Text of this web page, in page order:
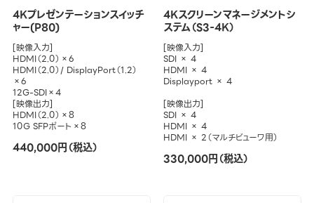
4Kプレゼンテーションスイッチ
ャー(P80)
[映像入力]
HDMI（2.0）×6
HDMI（2.0）/ DisplayPort（1.2）
×6
12G-SDI×4
[映像出力]
HDMI（2.0）×8
10G SFPポート×8
440,000円（税込）
4Kスクリーンマネージメントシ
ステム（S3-4K）
[映像入力]
SDI × 4
HDMI × 4
Displayport × 4
[映像出力]
SDI × 4
HDMI × 4
HDMI × 2（マルチビューワ用）
330,000円（税込）